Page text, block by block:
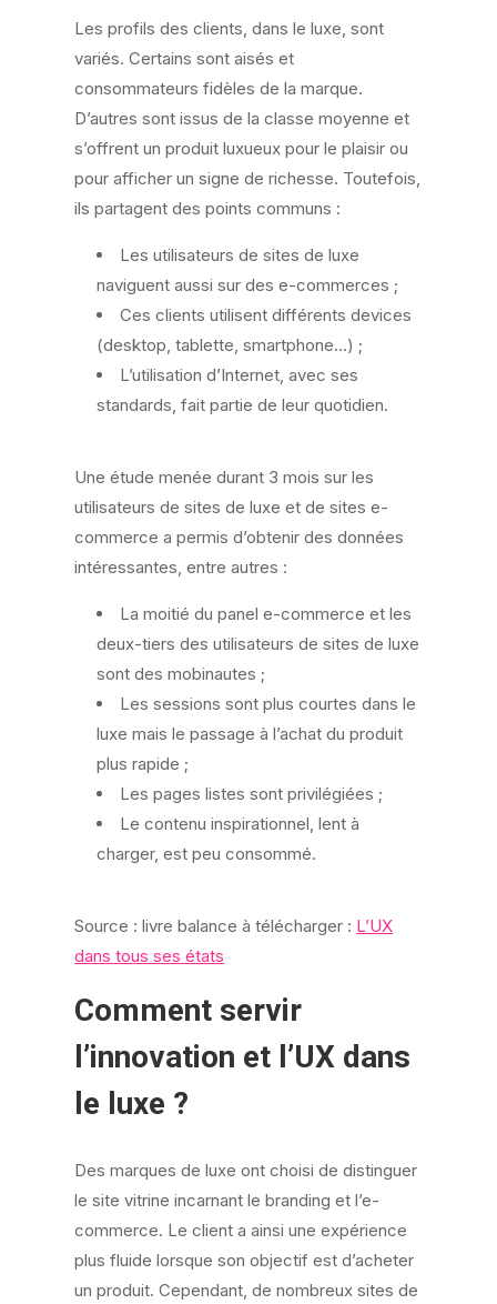
Les profils des clients, dans le luxe, sont
variés. Certains sont aisés et
consommateurs fidèles de la marque.
D’autres sont issus de la classe moyenne et
s’offrent un produit luxueux pour le plaisir ou
pour afficher un signe de richesse. Toutefois,
ils partagent des points communs :
Les utilisateurs de sites de luxe
naviguent aussi sur des e-commerces ;
Ces clients utilisent différents devices
(desktop, tablette, smartphone…) ;
L’utilisation d’Internet, avec ses
standards, fait partie de leur quotidien.
Une étude menée durant 3 mois sur les
utilisateurs de sites de luxe et de sites e-
commerce a permis d’obtenir des données
intéressantes, entre autres :
La moitié du panel e-commerce et les
deux-tiers des utilisateurs de sites de luxe
sont des mobinautes ;
Les sessions sont plus courtes dans le
luxe mais le passage à l’achat du produit
plus rapide ;
Les pages listes sont privilégiées ;
Le contenu inspirationnel, lent à
charger, est peu consommé.
Source : livre balance à télécharger : L’UX
dans tous ses états
Comment servir
l’innovation et l’UX dans
le luxe ?
Des marques de luxe ont choisi de distinguer
le site vitrine incarnant le branding et l’e-
commerce. Le client a ainsi une expérience
plus fluide lorsque son objectif est d’acheter
un produit. Cependant, de nombreux sites de